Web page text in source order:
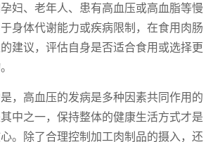
妇、老年人、患有高血压或高血脂等慢
身体代谢能力或疾病限制，在食用肉肠
建议，评估自身是否适合食用或选择更
，高血压的发病是多种因素共同作用的
中之一，保持整体的健康生活方式才是
。除了合理控制加工肉制品的摄入，还